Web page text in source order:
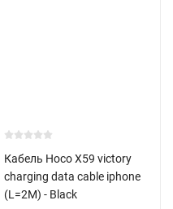
Кабель Hoco X59 victory
charging data cable iphone
(L=2M) - Black